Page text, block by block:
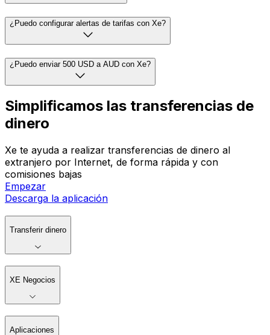
¿Puedo configurar alertas de tarifas con Xe?
¿Puedo enviar 500 USD a AUD con Xe?
Simplificamos las transferencias de
dinero
Xe te ayuda a realizar transferencias de dinero al
extranjero por Internet, de forma rápida y con
comisiones bajas
Empezar
Descarga la aplicación
Transferir dinero
XE Negocios
Aplicaciones